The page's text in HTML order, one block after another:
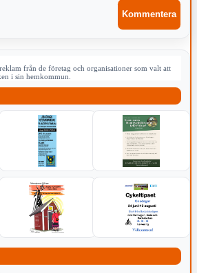
från de företag och organisationer som valt att
i sin hemkommun.